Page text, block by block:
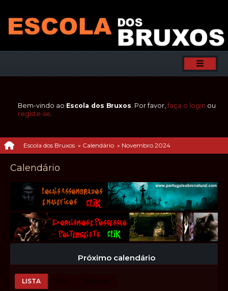
Bem-vindo ao Escola dos Bruxos. Por favor, faça o login ou
registe-se.
Escola dos Bruxos » Calendário » Novembro 2024
Calendário
Próximo calendário
LISTA MÊS SEMANA